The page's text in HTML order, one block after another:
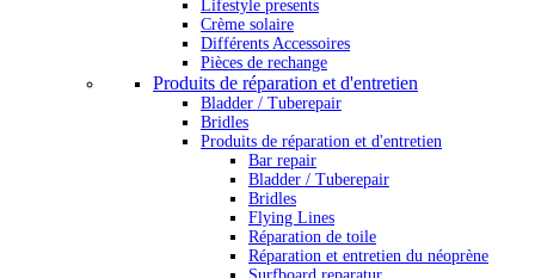
Lifestyle presents
Crème solaire
Différents Accessoires
Pièces de rechange
Produits de réparation et d'entretien
Bladder / Tuberepair
Bridles
Produits de réparation et d'entretien
Bar repair
Bladder / Tuberepair
Bridles
Flying Lines
Réparation de toile
Réparation et entretien du néoprène